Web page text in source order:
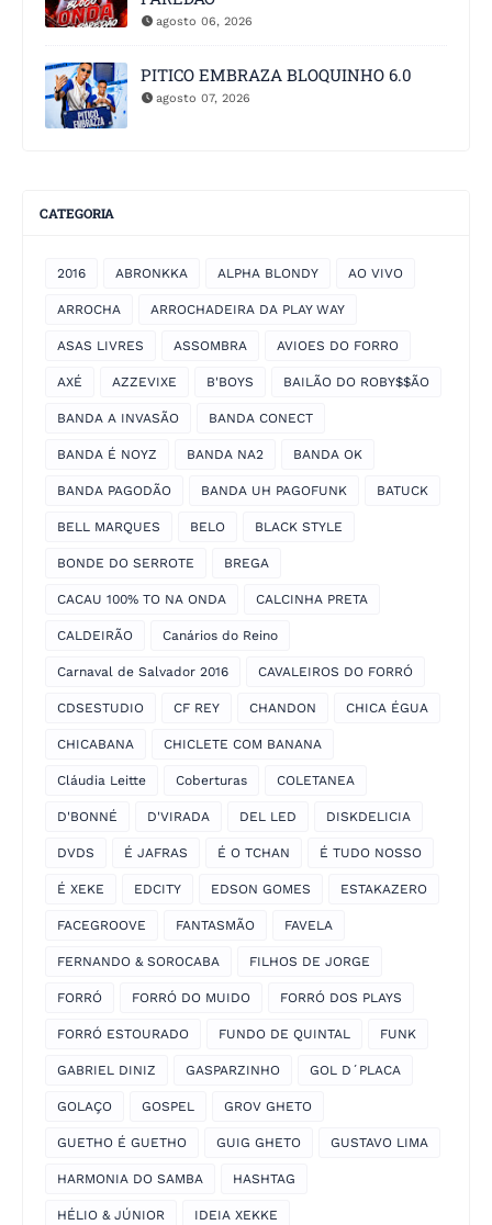
agosto 06, 2026
PITICO EMBRAZA BLOQUINHO 6.0
agosto 07, 2026
CATEGORIA
2016 ABRONKKA ALPHA BLONDY AO VIVO
ARROCHA ARROCHADEIRA DA PLAY WAY
ASAS LIVRES ASSOMBRA AVIOES DO FORRO
AXÉ AZZEVIXE B'BOYS BAILÃO DO ROBY$$ÃO
BANDA A INVASÃO BANDA CONECT
BANDA É NOYZ BANDA NA2 BANDA OK
BANDA PAGODÃO BANDA UH PAGOFUNK BATUCK
BELL MARQUES BELO BLACK STYLE
BONDE DO SERROTE BREGA
CACAU 100% TO NA ONDA CALCINHA PRETA
CALDEIRÃO Canários do Reino
Carnaval de Salvador 2016 CAVALEIROS DO FORRÓ
CDSESTUDIO CF REY CHANDON CHICA ÉGUA
CHICABANA CHICLETE COM BANANA
Cláudia Leitte Coberturas COLETANEA
D'BONNÉ D'VIRADA DEL LED DISKDELICIA
DVDS É JAFRAS É O TCHAN É TUDO NOSSO
É XEKE EDCITY EDSON GOMES ESTAKAZERO
FACEGROOVE FANTASMÃO FAVELA
FERNANDO & SOROCABA FILHOS DE JORGE
FORRÓ FORRÓ DO MUIDO FORRÓ DOS PLAYS
FORRÓ ESTOURADO FUNDO DE QUINTAL FUNK
GABRIEL DINIZ GASPARZINHO GOL D´PLACA
GOLAÇO GOSPEL GROV GHETO
GUETHO É GUETHO GUIG GHETO GUSTAVO LIMA
HARMONIA DO SAMBA HASHTAG
HÉLIO & JÚNIOR IDEIA XEKKE